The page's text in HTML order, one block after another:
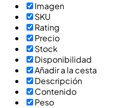
Imagen
SKU
Rating
Precio
Stock
Disponibilidad
Añadir a la cesta
Descripción
Contenido
Peso